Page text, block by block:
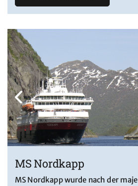
MS Nordkapp
MS Nordkapp wurde nach der